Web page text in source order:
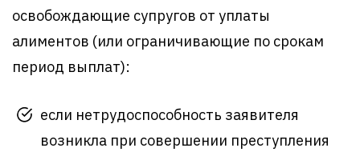
освобождающие супругов от уплаты
алиментов (или ограничивающие по срокам
период выплат):
если нетрудоспособность заявителя
возникла при совершении преступления